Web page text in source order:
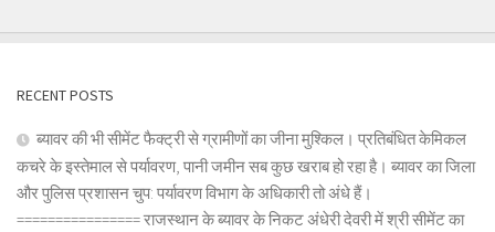
RECENT POSTS
ब्यावर की भी सीमेंट फैक्ट्री से ग्रामीणों का जीना मुश्किल। प्रतिबंधित केमिकल
कचरे के इस्तेमाल से पर्यावरण, पानी जमीन सब कुछ खराब हो रहा है। ब्यावर का जिला
और पुलिस प्रशासन चुप: पर्यावरण विभाग के अधिकारी तो अंधे हैं।
================ राजस्थान के ब्यावर के निकट अंधेरी देवरी में श्री सीमेंट का